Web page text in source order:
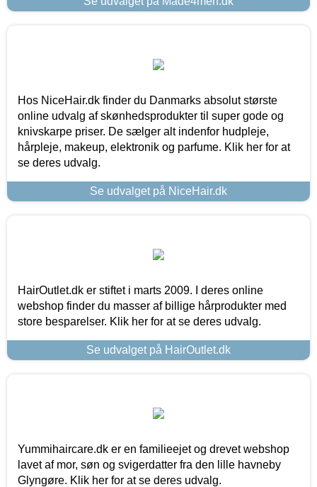
Hos NiceHair.dk finder du Danmarks absolut største
online udvalg af skønhedsprodukter til super gode og
knivskarpe priser. De sælger alt indenfor hudpleje,
hårpleje, makeup, elektronik og parfume. Klik her for at
se deres udvalg.
Se udvalget på NiceHair.dk
HairOutlet.dk er stiftet i marts 2009. I deres online
webshop finder du masser af billige hårprodukter med
store besparelser. Klik her for at se deres udvalg.
Se udvalget på HairOutlet.dk
Yummihaircare.dk er en familieejet og drevet webshop
lavet af mor, søn og svigerdatter fra den lille havneby
Glyngøre. Klik her for at se deres udvalg.